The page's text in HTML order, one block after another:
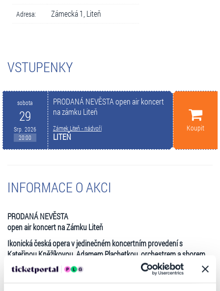
Adresa: Zámecká 1, Liteň
VSTUPENKY
sobota
29
Srp. 2026
20:00
PRODANÁ NEVĚSTA open air koncert
na zámku Liteň
Zámek Liteň - nádvoří
LITEŇ
Koupit
INFORMACE O AKCI
PRODANÁ NEVĚSTA
open air koncert na Zámku Liteň
Ikonická česká opera v jedinečném koncertním provedení s
Kateřinou Kněžíkovou, Adamem Plachetkou, orchestrem a sborem
Národního divadla.
Prodaná nevěsta zazní ve zkrácené úpravě vytvořené na míru
zámeckému areálu v Litni. Na jednom jevišti se setkají orchestr a sbor